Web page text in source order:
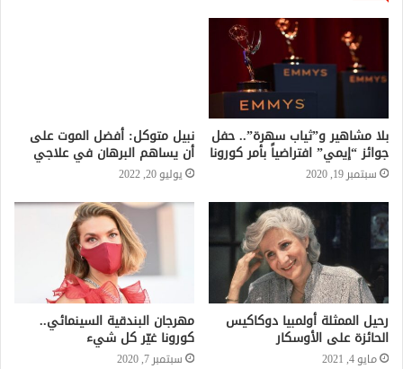
بلا مشاهير و”ثياب سهرة”.. حفل
جوائز “إيمي” افتراضياً بأمر كورونا
سبتمبر 19, 2020
نبيل متوكل: أفضل الموت على
أن يساهم البرهان في علاجي
يوليو 20, 2022
رحيل الممثلة أولمبيا دوكاكيس
الحائزة على الأوسكار
مايو 4, 2021
مهرجان البندقية السينمائي..
كورونا غيّر كل شيء
سبتمبر 7, 2020